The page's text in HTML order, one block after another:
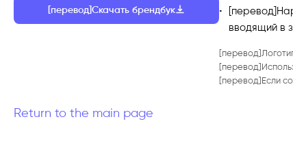
[перевод]Скачать брендбук
вводящий в
[перевод]Если
Return to the main page